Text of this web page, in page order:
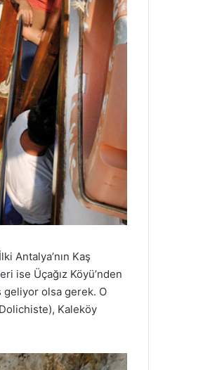
Antalya’nın Kaş
ise Üçağız Köyü’nden
geliyor olsa gerek. O
Kaleköy